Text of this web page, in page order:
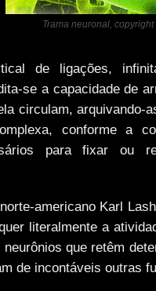
Trama neuronal,
de ligações,
se a capacidade de
circulam, arquivando-
conforme a
para fixar ou
americano Karl
literalmente a
que retêm
de incontáveis outras